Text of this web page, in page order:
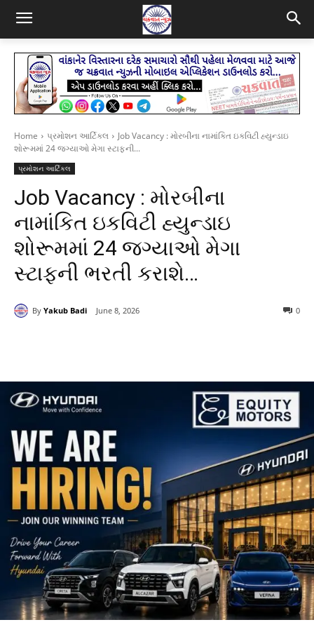
Home પ્રમોશન આર્ટિકલ
Job Vacancy : મોરબીના નામાંકિત ઇકવિટી હ્યુન્ડાઇ
શોરૂમમાં 24 જગ્યાઓ મેગા સ્ટાફની...
પ્રમોશન આર્ટિકલ
Job Vacancy : મોરબીના
નામાંકિત ઇકવિટી હ્યુન્ડાઇ
શોરૂમમાં 24 જગ્યાઓ મેગા
સ્ટાફની ભરતી કરાશે…
By Yakub Badi June 8, 2026 0